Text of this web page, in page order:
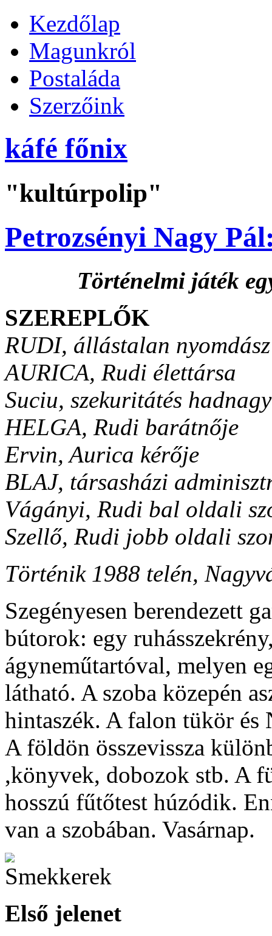
Kezdőlap
Magunkról
Postaláda
Szerzőink
káfé főnix
"kultúrpolip"
Petrozsényi Nagy
Történelmi játék
SZEREPLŐK
RUDI, állástalan nyomdász
AURICA, Rudi élettársa
Suciu, szekuritátés hadnagy
HELGA, Rudi barátnője
Ervin, Aurica kérője
BLAJ, társasházi
Vágányi, Rudi bal oldali
Szellő, Rudi jobb oldali
Történik 1988 telén,
Szegényesen berendezett
bútorok: egy
ágyneműtartóval, melyen
látható. A szoba közepén
hintaszék. A falon tükör és
A földön összevissza
,könyvek, dobozok stb. A
hosszú fűtőtest húzódik.
van a szobában. Vasárnap.
Első jelenet